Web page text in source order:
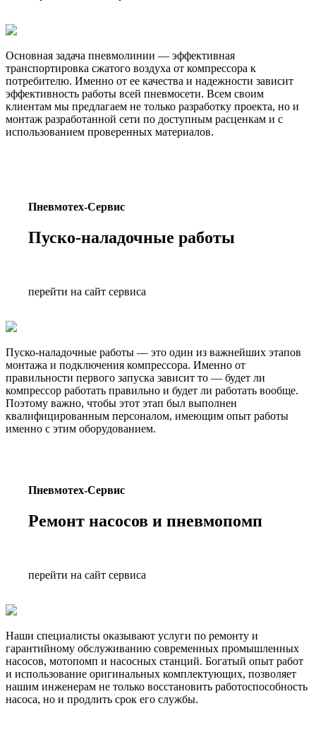
Основная задача пневмолинии — эффективная
транспортировка сжатого воздуха от компрессора к
потребителю. Именно от ее качества и надежности зависит
эффективность работы всей пневмосети. Всем своим
клиентам мы предлагаем не только разработку проекта, но и
монтаж разработанной сети по доступным расценкам и с
использованием проверенных материалов.
Пневмотех-Сервис
Пуско-наладочные работы
перейти на сайт сервиса
Пуско-наладочные работы — это один из важнейших этапов
монтажа и подключения компрессора. Именно от
правильности первого запуска зависит то — будет ли
компрессор работать правильно и будет ли работать вообще.
Поэтому важно, чтобы этот этап был выполнен
квалифицированным персоналом, имеющим опыт работы
именно с этим оборудованием.
Пневмотех-Сервис
Ремонт насосов и пневмопомп
перейти на сайт сервиса
Наши специалисты оказывают услуги по ремонту и
гарантийному обслуживанию современных промышленных
насосов, мотопомп и насосных станций. Богатый опыт работ
и использование оригинальных комплектующих, позволяет
нашим инженерам не только восстановить работоспособность
насоса, но и продлить срок его службы.